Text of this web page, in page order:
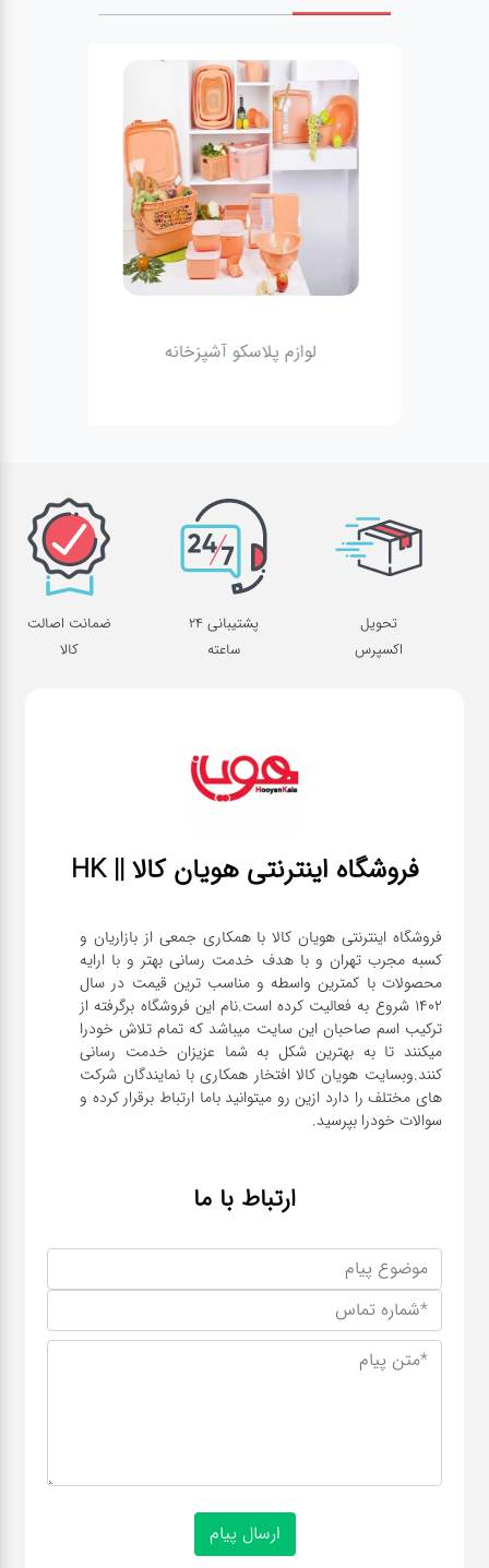
لوازم پلاسکو آشپزخانه
تحویل
اکسپرس
پشتیبانی 24
ساعته
ضمانت اصالت
کالا
فروشگاه اینترنتی هویان کالا || HK
فروشگاه اینترنتی هویان کالا با همکاری جمعی از بازاریان و
کسبه مجرب تهران و با هدف خدمت رسانی بهتر و با ارایه
محصولات با کمترین واسطه و مناسب ترین قیمت در سال
1402 شروع به فعالیت کرده است.نام این فروشگاه برگرفته از
ترکیب اسم صاحبان این سایت میباشد که تمام تلاش خودرا
میکنند تا به بهترین شکل به شما عزیزان خدمت رسانی
کنند.وبسایت هویان کالا افتخار همکاری با نمایندگان شرکت
های مختلف را دارد ازین رو میتوانید باما ارتباط برقرار کرده و
سوالات خودرا بپرسید.
ارتباط با ما